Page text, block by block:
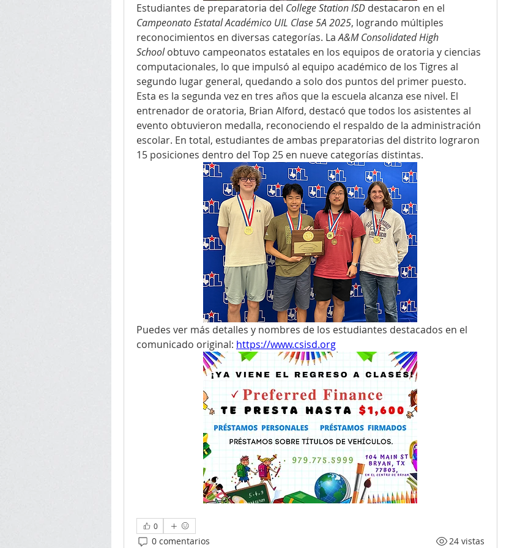
Estudiantes de preparatoria del College Station ISD
Campeonato Estatal Académico UIL Clase 5A 2025, logrando múltiples
reconocimientos en diversas categorías. La A&M Consolidated High
School obtuvo campeonatos estatales en los equipos de oratoria y ciencias
computacionales, lo que impulsó al equipo académico de los Tigres al
segundo lugar general, quedando a solo dos puntos del primer puesto.
Esta es la segunda vez en tres años que la escuela alcanza ese nivel. El
entrenador de oratoria, Brian Alford, destacó que todos los asistentes al
evento obtuvieron medalla, reconociendo el respaldo de la administración
escolar. En total, estudiantes de ambas preparatorias del distrito lograron
15 posiciones dentro del Top 25 en nueve categorías distintas.
Puedes ver más detalles y nombres de los estudiantes destacados en el
comunicado original: https://www.csisd.org
0
0 comentarios 24 vistas